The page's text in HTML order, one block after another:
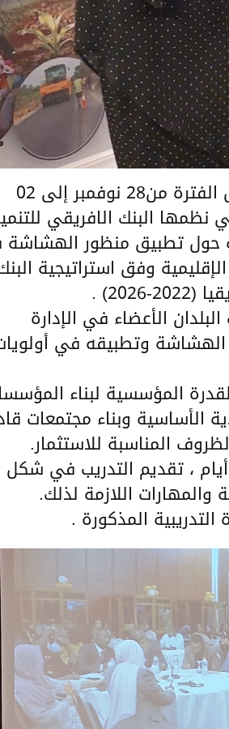
شاركت الأمانة العامة لاتحاد المغرب العربي ، خــــــــــــــــــــــلال الفترة من28 نوفمبر إلى 02
التي نظمها البنك الافريقي
حول تطبيق منظور
وفق استراتيجية
.
الأعضاء في الإدارة
الهشاشة وتطبيقه في
المؤسسية لبناء
الأساسية وبناء مجتمعات
المناسبة للاستثمار.
، تقديم التدريب في شكل
اللازمة لذلك.
المذكورة .